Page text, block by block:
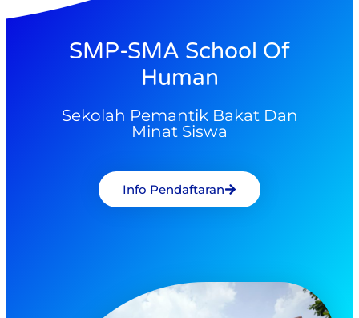
SMP-SMA School Of
Human
Sekolah Pemantik Bakat Dan
Minat Siswa
Info Pendaftaran